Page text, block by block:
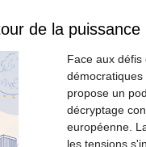
de la puissance
Face aux
propose un
décryptage
européenne.
les tensions